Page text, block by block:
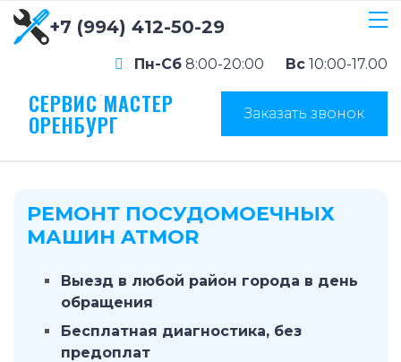
+7 (994) 412-50-29
Пн-Сб 8:00-20:00 Вс 10:00-17.00
СЕРВИС МАСТЕР
ОРЕНБУРГ Заказать звонок
РЕМОНТ ПОСУДОМОЕЧНЫХ
МАШИН ATMOR
Выезд в любой район города в день
обращения
Бесплатная диагностика, без
предоплат